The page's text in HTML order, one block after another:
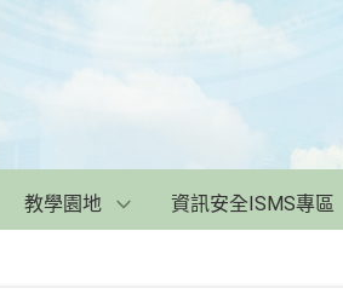
教學園地 資訊安全ISMS專區